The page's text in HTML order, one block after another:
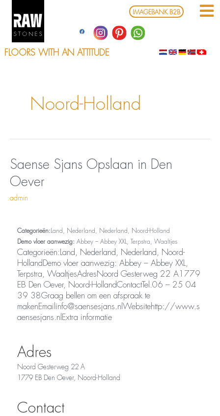
inhoud
IMAGEBANK B2B
FLOORS WITH AN ATTITUDE
Noord-Holland
Saense Sjans Opslaan in Den
Oever
admin
Categorieën: Land, Nederland, Nederland, Noord-Holland
Demo vloer aanwezig: Abbey – Abbey XXL, Terpstra, Waaltjes
Categorieën:Land, Nederland, Nederland, Noord-
HollandDemo vloer aanwezig: Abbey – Abbey XXL,
Terpstra, WaaltjesAdresNoord Gesterweg 22 A1779
EB Den Oever, Noord-HollandContactTel.06 – 25 04
39 38Graag bellen om een afspraak te
makenEmailinfo@saensesjans.nlWebsitehttp://www.s
aensesjans.nlExtra informatie
Adres
Noord Gesterweg 22 A
1779 EB Den Oever, Noord-Holland
Contact
Saense
Sjans
Opslaan
in
Den
Oever